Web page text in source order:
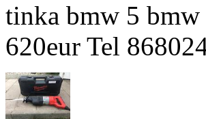
tinka bmw 5 bmw
620eur Tel